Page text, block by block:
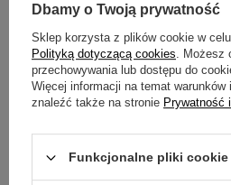
NEWSLETTER
Bądź na bieżąco i zapisz się
Dbamy o Twoją prywatność
Sklep korzysta z plików cookie w
Polityką dotyczącą cookies. Możesz
przechowywania lub dostępu do
Więcej informacji na temat warunków
znaleźć także na stronie Prywatność
Funkcjonalne pliki cookie